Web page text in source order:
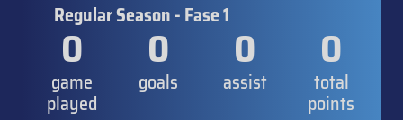
Regular Season - Fase 1
0
game
played
0
goals
0
assist
0
total
points